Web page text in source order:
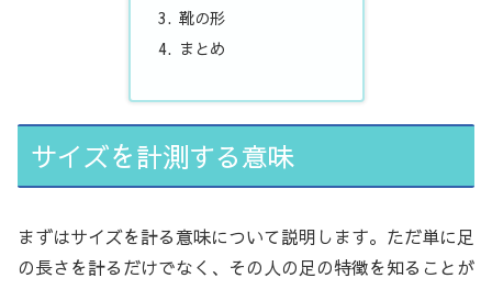
靴の形
まとめ
サイズを計測する意味
まずはサイズを計る意味について説明します。ただ単に足
の長さを計るだけでなく、その人の足の特徴を知ることが